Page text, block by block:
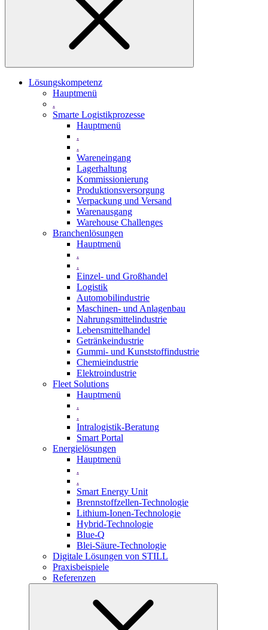
Lösungskompetenz
Hauptmenü
.
Smarte Logistikprozesse
Hauptmenü
.
.
Wareneingang
Lagerhaltung
Kommissionierung
Produktionsversorgung
Verpackung und Versand
Warenausgang
Warehouse Challenges
Branchenlösungen
Hauptmenü
.
.
Einzel- und Großhandel
Logistik
Automobilindustrie
Maschinen- und Anlagenbau
Nahrungsmittelindustrie
Lebensmittelhandel
Getränkeindustrie
Gummi­- und Kunststoffindustrie
Chemieindustrie
Elektroindustrie
Fleet Solutions
Hauptmenü
.
.
Intralogistik-Beratung
Smart Portal
Energielösungen
Hauptmenü
.
.
Smart Energy Unit
Brennstoffzellen-Technologie
Lithium-Ionen-Technologie
Hybrid-Technologie
Blue-Q
Blei-Säure-Technologie
Digitale Lösungen von STILL
Praxisbeispiele
Referenzen